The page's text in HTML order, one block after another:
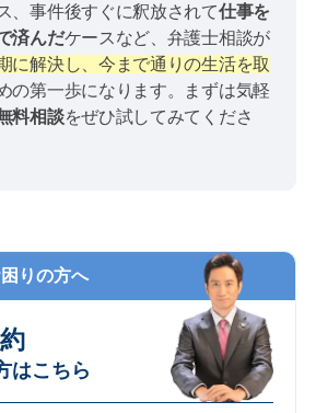
、事件後すぐに釈放されて仕事を
済んだケースなど、弁護士相談が
に解決し、今まで通りの生活を取
の第一歩になります。まずは気軽
料相談をぜひ試してみてくださ
りの方へ
はこちら